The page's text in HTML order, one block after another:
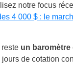
notre focus
4 000 $ : le
un baromètre
de cotation